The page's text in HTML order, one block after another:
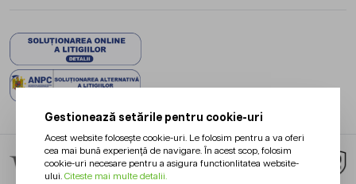
Gestionează setările pentru cookie-uri
Acest website folosește cookie-uri. Le folosim pentru a va oferi
cea mai bună experiență de navigare. În acest scop, folosim
cookie-uri necesare pentru a asigura functionlitatea website-
ului. Citeste mai multe detalii.